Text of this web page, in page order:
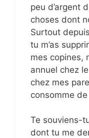
peu d’argent
choses dont
Surtout
tu m’as
mes copines,
annuel chez
chez mes
consomme de
Te souviens-
dont tu me